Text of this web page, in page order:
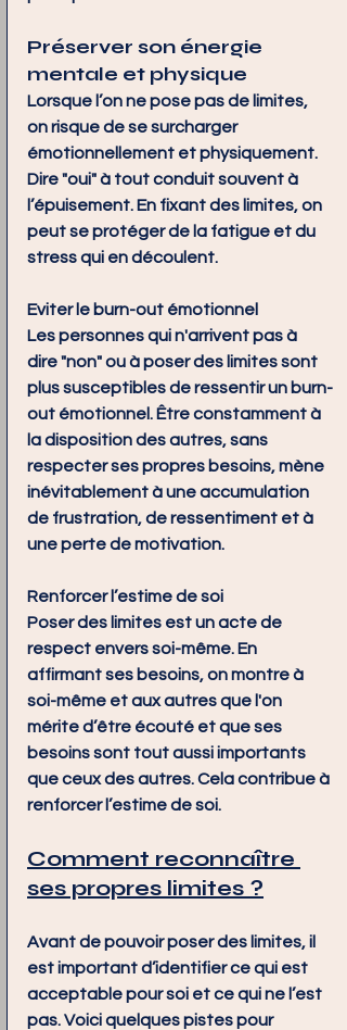
Préserver son énergie
mentale et physique
Lorsque l’on ne pose pas de limites,
on risque de se surcharger
émotionnellement et physiquement.
Dire "oui" à tout conduit souvent à
l’épuisement. En fixant des limites, on
peut se protéger de la fatigue et du
stress qui en découlent.
Eviter le burn-out émotionnel
Les personnes qui n'arrivent pas à
dire "non" ou à poser des limites sont
plus susceptibles de ressentir un burn-
out émotionnel. Être constamment à
la disposition des autres, sans
respecter ses propres besoins, mène
inévitablement à une accumulation
de frustration, de ressentiment et à
une perte de motivation.
Renforcer l’estime de soi
Poser des limites est un acte de
respect envers soi-même. En
affirmant ses besoins, on montre à
soi-même et aux autres que l'on
mérite d’être écouté et que ses
besoins sont tout aussi importants
que ceux des autres. Cela contribue à
renforcer l’estime de soi.
Comment reconnaître
ses propres limites ?
Avant de pouvoir poser des limites, il
est important d’identifier ce qui est
acceptable pour soi et ce qui ne l’est
pas. Voici quelques pistes pour